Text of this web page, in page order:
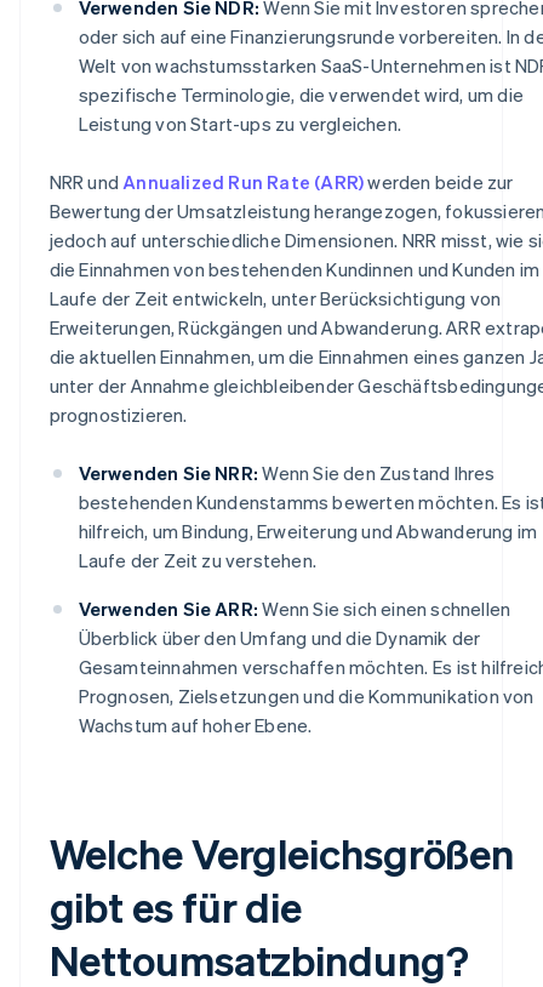
Verwenden Sie NDR: Wenn Sie mit Investoren
oder sich auf eine Finanzierungsrunde vorbereiten. In
Welt von wachstumsstarken SaaS-Unternehmen ist
spezifische Terminologie, die verwendet wird, um die
Leistung von Start-ups zu vergleichen.
NRR und Annualized Run Rate (ARR)werden beide zur
Bewertung der Umsatzleistung herangezogen,
jedoch auf unterschiedliche Dimensionen. NRR misst, wie
die Einnahmen von bestehenden Kundinnen und Kunden im
Laufe der Zeit entwickeln, unter Berücksichtigung von
Erweiterungen, Rückgängen und Abwanderung. ARR
die aktuellen Einnahmen, um die Einnahmen eines ganzen
unter der Annahme gleichbleibender
prognostizieren.
Verwenden Sie NRR: Wenn Sie den Zustand Ihres
bestehenden Kundenstamms bewerten möchten. Es
hilfreich, um Bindung, Erweiterung und Abwanderung im
Laufe der Zeit zu verstehen.
Verwenden Sie ARR: Wenn Sie sich einen schnellen
Überblick über den Umfang und die Dynamik der
Gesamteinnahmen verschaffen möchten. Es ist
Prognosen, Zielsetzungen und die Kommunikation von
Wachstum auf hoher Ebene.
Welche Vergleichsgrößen
gibt es für die
Nettoumsatzbindung?